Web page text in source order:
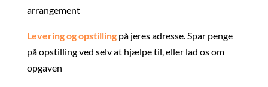
arrangement
Levering og opstillingpå jeres adresse. Spar penge
på opstilling ved selv at hjælpe til, eller lad os om
opgaven